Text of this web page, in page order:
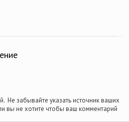
Не забывайте указать источник ваших
вы не хотите чтобы ваш комментарий